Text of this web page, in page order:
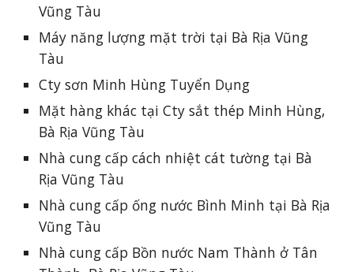
Vũng Tàu
Máy năng lượng mặt trời tại Bà Rịa Vũng
Tàu
Cty sơn Minh Hùng Tuyển Dụng
Mặt hàng khác tại Cty sắt thép Minh Hùng,
Bà Rịa Vũng Tàu
Nhà cung cấp cách nhiệt cát tường tại Bà
Rịa Vũng Tàu
Nhà cung cấp ống nước Bình Minh tại Bà Rịa
Vũng Tàu
Nhà cung cấp Bồn nước Nam Thành ở Tân